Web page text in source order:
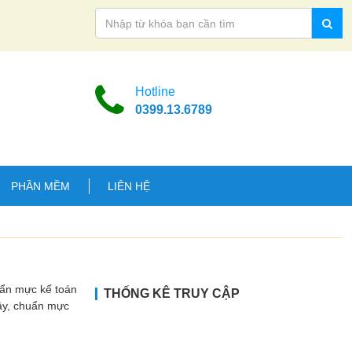
Hotline
0399.13.6789
PHẦN MỀM LIÊN HỆ
mực kế toán
chuẩn mực
THỐNG KÊ TRUY CẬP